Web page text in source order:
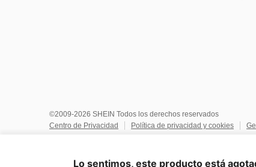
©2009-2026 SHEIN Todos los derechos reservados
Centro de Privacidad
Política de privacidad y cookies
Lo sentimos, este producto está